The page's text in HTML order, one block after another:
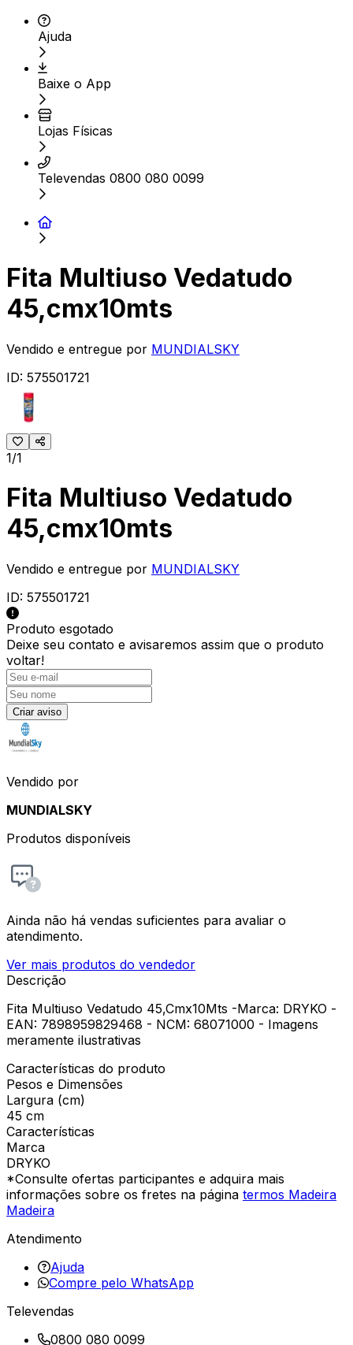
Ajuda
Baixe o App
Lojas Físicas
Televendas 0800 080 0099
Fita Multiuso Vedatudo
45,cmx10mts
Vendido e entregue por MUNDIALSKY
ID: 575501721
1/1
Fita Multiuso Vedatudo
45,cmx10mts
Vendido e entregue por MUNDIALSKY
ID: 575501721
Produto esgotado
Deixe seu contato e avisaremos assim que o produto
voltar!
Criar aviso
Vendido por
MUNDIALSKY
Produtos disponíveis
Ainda não há vendas suficientes para avaliar o
atendimento.
Ver mais produtos do vendedor
Descrição
Fita Multiuso Vedatudo 45,Cmx10Mts -Marca: DRYKO -
EAN: 7898959829468 - NCM: 68071000 - Imagens
meramente ilustrativas
Características do produto
Pesos e Dimensões
Largura (cm)
45 cm
Características
Marca
DRYKO
*Consulte ofertas participantes e adquira mais
informações sobre os fretes na página termos Madeira
Madeira
Atendimento
Ajuda
Compre pelo WhatsApp
Televendas
0800 080 0099